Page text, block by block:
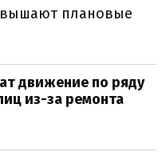
плановые
движение по ряду
из-за ремонта